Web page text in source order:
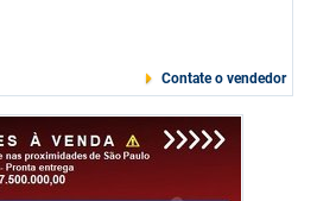
Contate o vendedor